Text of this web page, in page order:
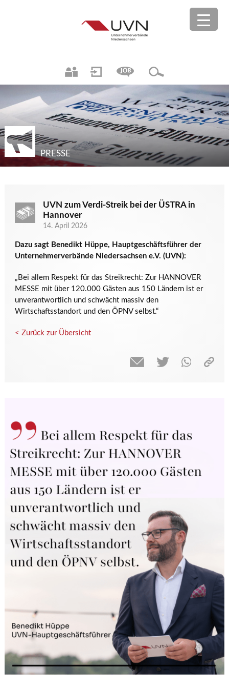
PRESSE
UVN zum Verdi-Streik bei der ÜSTRA in
Hannover
14. April 2026
Dazu sagt Benedikt Hüppe, Hauptgeschäftsführer der
Unternehmerverbände Niedersachsen e.V. (UVN):
„Bei allem Respekt für das Streikrecht: Zur HANNOVER
MESSE mit über 120.000 Gästen aus 150 Ländern ist er
unverantwortlich und schwächt massiv den
Wirtschaftsstandort und den ÖPNV selbst.“
< Zurück zur Übersicht